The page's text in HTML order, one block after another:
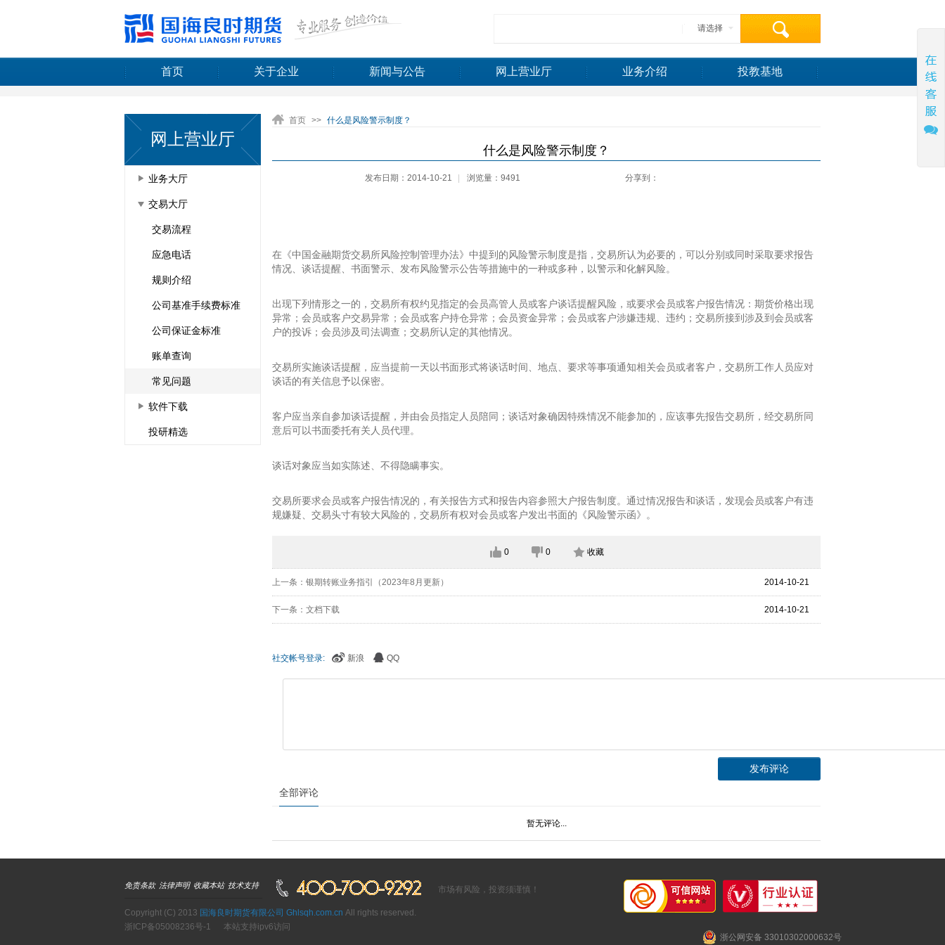
请选择
首页 关于企业 新闻与公告 网上营业厅 业务介绍 投教基地
网上营业厅
业务大厅
交易大厅
交易流程
应急电话
规则介绍
公司基准手续费标准
公司保证金标准
账单查询
常见问题
软件下载
投研精选
首页 >> 什么是风险警示制度？
什么是风险警示制度？
发布日期：2014-10-21 分享到：
浏览量：9491
在《中国金融期货交易所风险控制管理办法》中提到的风险警示制度是指，交易所认为必要的，可以分别或同时采取要求报告
情况、谈话提醒、书面警示、发布风险警示公告等措施中的一种或多种，以警示和化解风险。
出现下列情形之一的，交易所有权约见指定的会员高管人员或客户谈话提醒风险，或要求会员或客户报告情况：期货价格出现
异常；会员或客户交易异常；会员或客户持仓异常；会员资金异常；会员或客户涉嫌违规、违约；交易所接到涉及到会员或客
户的投诉；会员涉及司法调查；交易所认定的其他情况。
交易所实施谈话提醒，应当提前一天以书面形式将谈话时间、地点、要求等事项通知相关会员或者客户，交易所工作人员应对
谈话的有关信息予以保密。
客户应当亲自参加谈话提醒，并由会员指定人员陪同；谈话对象确因特殊情况不能参加的，应该事先报告交易所，经交易所同
意后可以书面委托有关人员代理。
谈话对象应当如实陈述、不得隐瞒事实。
交易所要求会员或客户报告情况的，有关报告方式和报告内容参照大户报告制度。通过情况报告和谈话，发现会员或客户有违
规嫌疑、交易头寸有较大风险的，交易所有权对会员或客户发出书面的《风险警示函》。
0 0 收藏
上一条：银期转账业务指引（2023年8月更新） 2014-10-21
下一条：文档下载 2014-10-21
社交帐号登录: 新浪 QQ
全部评论
暂无评论...
免责条款 法律声明 收藏本站 技术支持 市场有风险，投资须谨慎！
Copyright (C) 2013 国海良时期货有限公司 Ghlsqh.com.cn All rights reserved.
浙ICP备05008236号-1 本站支持ipv6访问
浙公网安备 33010302000632号